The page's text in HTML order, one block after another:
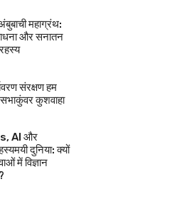
महाग्रंथ:
और सनातन
संरक्षण हम
कुशवाहा
AI और
दुनिया: क्यों
में विज्ञान